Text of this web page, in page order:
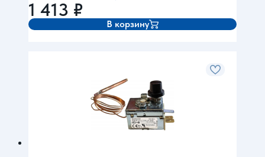
1 413 ₽
В корзину